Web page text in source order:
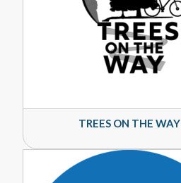
TREES ON THE WAY